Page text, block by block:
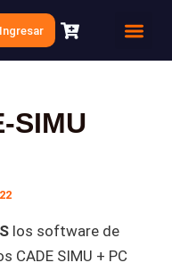
Ingresar
SIMU
los software de
CADE SIMU + PC